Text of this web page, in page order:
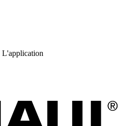
L'application